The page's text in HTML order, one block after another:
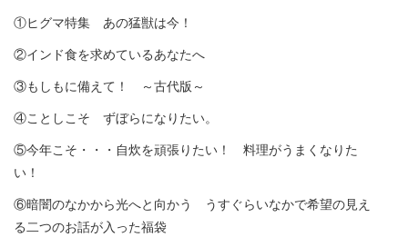
①ヒグマ特集 あの猛獣は今！
②インド食を求めているあなたへ
③もしもに備えて！ ～古代版～
④ことしこそ ずぼらになりたい。
⑤今年こそ・・・自炊を頑張りたい！ 料理がうまくなりた
い！
⑥暗闇のなかから光へと向かう うすぐらいなかで希望の見え
る二つのお話が入った福袋